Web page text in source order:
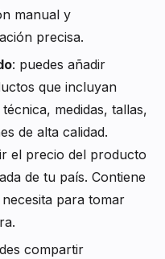
manual y
precisa.
: puedes añadir
que incluyan
medidas, tallas,
de alta calidad.
el precio del producto
de tu país. Contiene
para tomar
compartir